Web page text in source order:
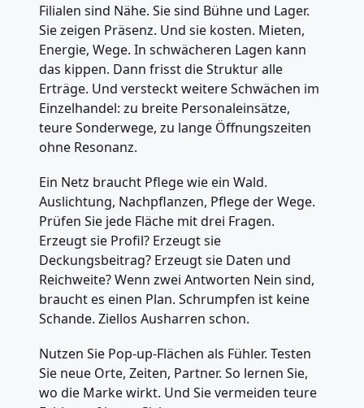
Filialen sind Nähe. Sie sind Bühne und Lager.
Sie zeigen Präsenz. Und sie kosten. Mieten,
Energie, Wege. In schwächeren Lagen kann
das kippen. Dann frisst die Struktur alle
Erträge. Und versteckt weitere Schwächen im
Einzelhandel: zu breite Personaleinsätze,
teure Sonderwege, zu lange Öffnungszeiten
ohne Resonanz.
Ein Netz braucht Pflege wie ein Wald.
Auslichtung, Nachpflanzen, Pflege der Wege.
Prüfen Sie jede Fläche mit drei Fragen.
Erzeugt sie Profil? Erzeugt sie
Deckungsbeitrag? Erzeugt sie Daten und
Reichweite? Wenn zwei Antworten Nein sind,
braucht es einen Plan. Schrumpfen ist keine
Schande. Ziellos Ausharren schon.
Nutzen Sie Pop-up-Flächen als Fühler. Testen
Sie neue Orte, Zeiten, Partner. So lernen Sie,
wo die Marke wirkt. Und Sie vermeiden teure